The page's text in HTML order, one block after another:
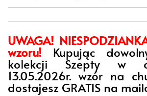
UWAGA!
wzoru! Kupując
kolekcji Szepty w
13.05.2026r. wzór na
dostajesz GRATIS na